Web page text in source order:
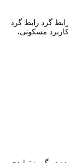
گرد رابط گرد
مسکونی،